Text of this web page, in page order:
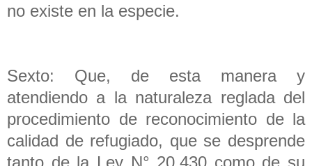
no existe en la especie.
Sexto: Que, de esta manera y
atendiendo a la naturaleza reglada del
procedimiento de reconocimiento de la
calidad de refugiado, que se desprende
tanto de la Ley N° 20.430 como de su